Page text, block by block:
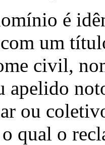
é
um
civil,
apelido
ou
qual o